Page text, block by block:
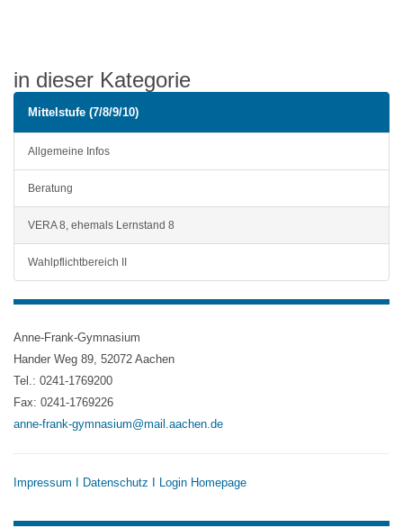
in dieser Kategorie
Mittelstufe (7/8/9/10)
Allgemeine Infos
Beratung
VERA 8, ehemals Lernstand 8
Wahlpflichtbereich II
Anne-Frank-Gymnasium
Hander Weg 89, 52072 Aachen
Tel.: 0241-1769200
Fax: 0241-1769226
anne-frank-gymnasium@mail.aachen.de
Impressum Datenschutz Login Homepage